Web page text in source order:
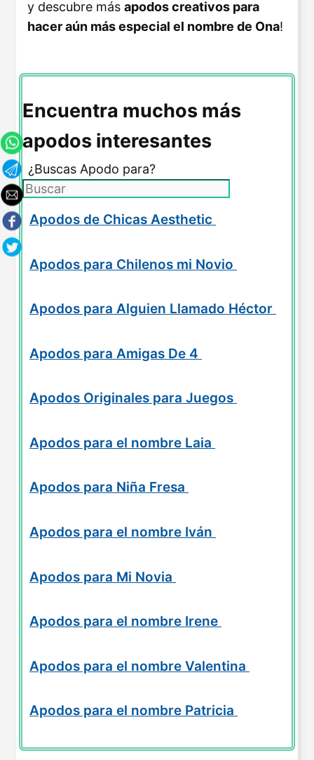
y descubre más apodos creativos para
hacer aún más especial el nombre de Ona!
Encuentra muchos más
apodos interesantes
¿Buscas Apodo para?
Apodos de Chicas Aesthetic
Apodos para Chilenos mi Novio
Apodos para Alguien Llamado Héctor
Apodos para Amigas De 4
Apodos Originales para Juegos
Apodos para el nombre Laia
Apodos para Niña Fresa
Apodos para el nombre Iván
Apodos para Mi Novia
Apodos para el nombre Irene
Apodos para el nombre Valentina
Apodos para el nombre Patricia